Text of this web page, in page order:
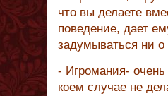
что вы делаете
поведение, дает
задумываться ни о
- Игромания-
коем случае не